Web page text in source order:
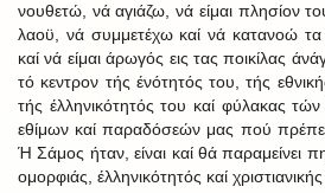
νουθετώ, νά αγιάζω, νά είμαι πλησίον
λαοϋ, νά συμμετέχω καί νά κατανοώ
καί νά είμαι άρωγός εις τας ποικίλας
τό κεντρον τής ένότητός του, τής
τής έλληνικότητός του καί φύλακας
εθίμων καί παραδόσεών μας πού
Ή Σάμος ήταν, είναι καί θά παραμείνει
ομορφιάς, έλληνικότητός καί